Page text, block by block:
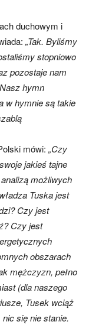
duchowym i
„Tak. Byliśmy
stopniowo
pozostaje nam
hymn
w hymnie są takie
mówi: „Czy
jakieś tajne
możliwych
Tuska jest
Czy jest
Czy jest
obszarach
mężczyzn, pełno
(dla naszego
Tusek wciąż
się nie stanie.